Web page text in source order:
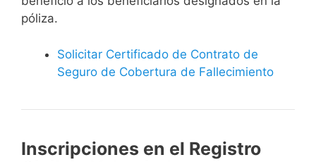
póliza.
Solicitar Certificado de Contrato de
Seguro de Cobertura de Fallecimiento
Inscripciones en el Registro